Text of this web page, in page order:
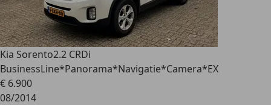
Kia Sorento2.2 CRDi
BusinessLine*Panorama*Navigatie*Camera*EX
€ 6.900
08/2014